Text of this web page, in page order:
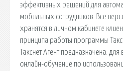
эффективных решений для
мобильных сотрудников. Все
хранятся в личном кабинете
принципа работы программы
Такснет Агент предназначена.
онлайн-обучение по